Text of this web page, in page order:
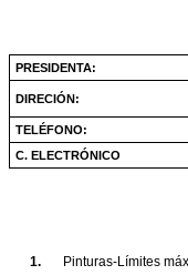
PRESIDENTA:
DIRECIÓN:
TELÉFONO:
C. ELECTRÓNICO
1.
Pinturas-Límites